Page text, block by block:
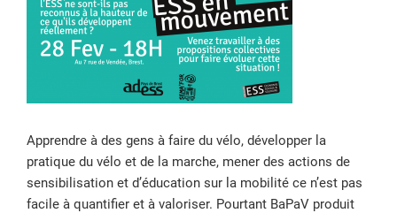
Apprendre à des gens à faire du vélo, développer la
pratique du vélo et de la marche, mener des actions de
sensibilisation et d’éducation sur la mobilité ce n’est pas
facile à quantifier et à valoriser. Pourtant BaPaV produit